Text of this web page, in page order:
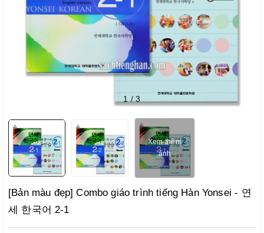
1 /3
Xem thêm
ảnh
[Bản màu đẹp] Combo giáo trình tiếng Hàn Yonsei - 연
세 한국어 2-1